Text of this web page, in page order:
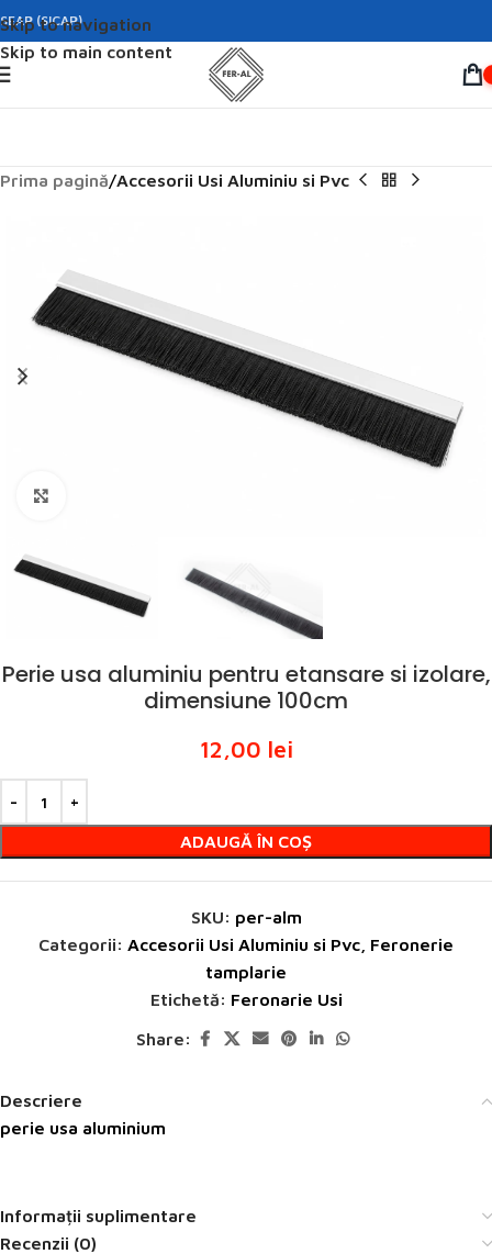
Skip to navigation
Skip to main content
SEAP (SICAP)
Prima pagină Accesorii Usi Aluminiu si Pvc
Perie usa aluminiu pentru etansare si izolare,
dimensiune 100cm
12,00 lei
ADAUGĂ ÎN COȘ
SKU: per-alm
Categorii: Accesorii Usi Aluminiu si Pvc Feronerie
tamplarie
Etichetă: Feronarie Usi
Share:
Descriere
perie usa aluminium
Informații suplimentare
Recenzii (0)